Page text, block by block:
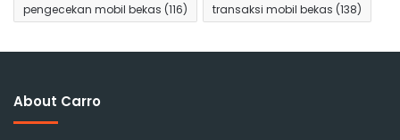
pengecekan mobil bekas (116) transaksi mobil bekas (138)
About Carro